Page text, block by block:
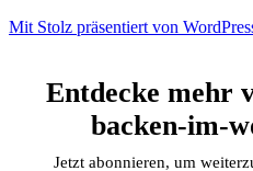
Mit Stolz präsentiert von
Entdecke mehr
backen-im-
Jetzt abonnieren, um